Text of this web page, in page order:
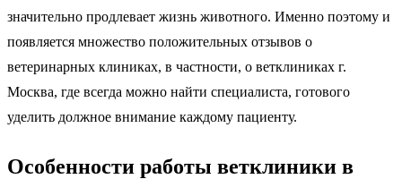
значительно продлевает жизнь животного. Именно поэтому и
появляется множество положительных отзывов о
ветеринарных клиниках, в частности, о ветклиниках г.
Москва, где всегда можно найти специалиста, готового
уделить должное внимание каждому пациенту.
Особенности работы ветклиники в